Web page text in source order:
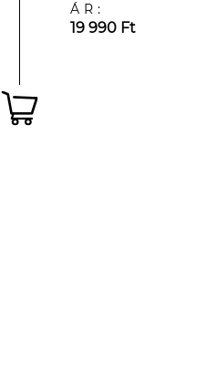
ÁR:
19 990 Ft